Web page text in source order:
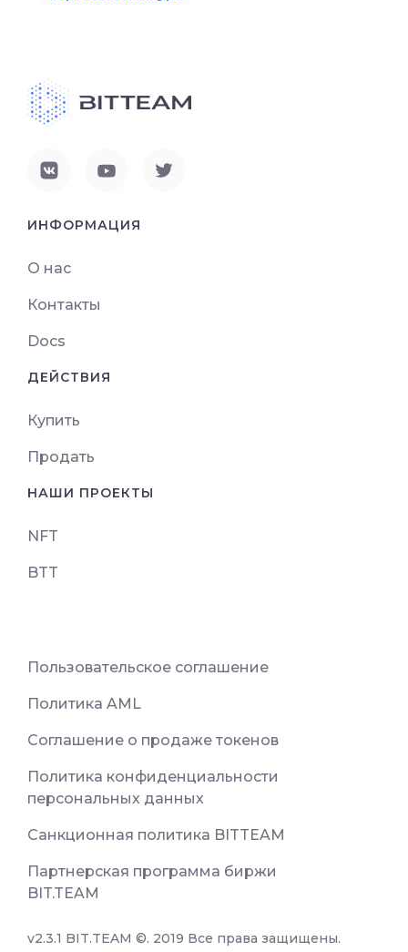
ИНФОРМАЦИЯ
О нас
Контакты
Docs
ДЕЙСТВИЯ
Купить
Продать
НАШИ ПРОЕКТЫ
NFT
BTT
Пользовательское соглашение
Политика AML
Соглашение о продаже токенов
Политика конфиденциальности
персональных данных
Санкционная политика BITTEAM
Партнерская программа биржи
BIT.TEAM
v2.3.1 BIT.TEAM ©. 2019 Все права защищены.